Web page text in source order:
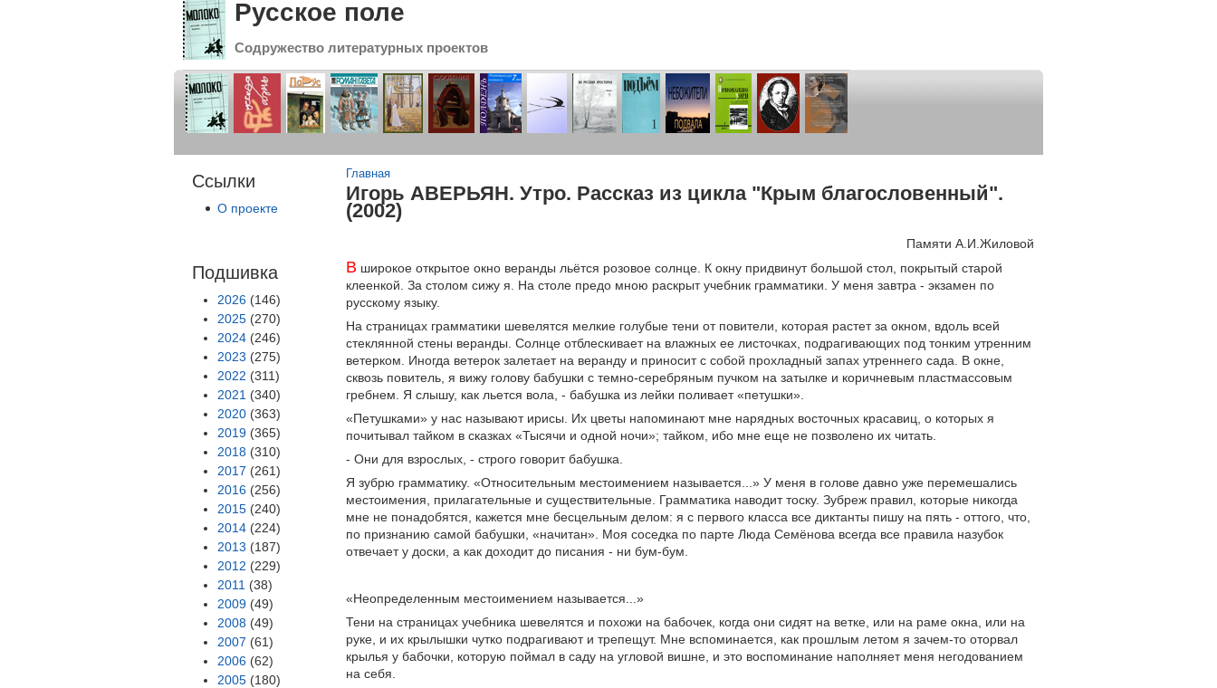
Русское поле
Содружество литературных проектов
Ссылки
О проекте
Подшивка
2026 (146)
2025 (270)
2024 (246)
2023 (275)
2022 (311)
2021 (340)
2020 (363)
2019 (365)
2018 (310)
2017 (261)
2016 (256)
2015 (240)
2014 (224)
2013 (187)
2012 (229)
2011 (38)
2009 (49)
2008 (49)
2007 (61)
2006 (62)
2005 (180)
Вы здесь
Главная
Игорь АВЕРЬЯН. Утро. Рассказ из цикла "Крым благословенный".
(2002)
Памяти А.И.Жиловой
В широкое открытое окно веранды льётся розовое солнце. К окну придвинут большой стол, покрытый старой
клеенкой. За столом сижу я. На столе предо мною раскрыт учебник грамматики. У меня завтра - экзамен по
русскому языку.
На страницах грамматики шевелятся мелкие голубые тени от повители, которая растет за окном, вдоль всей
стеклянной стены веранды. Солнце отблескивает на влажных ее листочках, подрагивающих под тонким утренним
ветерком. Иногда ветерок залетает на веранду и приносит с собой прохладный запах утреннего сада. В окне,
сквозь повитель, я вижу голову бабушки с темно-серебряным пучком на затылке и коричневым пластмассовым
гребнем. Я слышу, как льется вола, - бабушка из лейки поливает «петушки».
«Петушками» у нас называют ирисы. Их цветы напоминают мне нарядных восточных красавиц, о которых я
почитывал тайком в сказках «Тысячи и одной ночи»; тайком, ибо мне еще не позволено их читать.
- Они для взрослых, - строго говорит бабушка.
Я зубрю грамматику. «Относительным местоимением называется...» У меня в голове давно уже перемешались
местоимения, прилагательные и существительные. Грамматика наводит тоску. Зубреж правил, которые никогда
мне не понадобятся, кажется мне бесцельным делом: я с первого класса все диктанты пишу на пять - оттого, что,
по признанию самой бабушки, «начитан». Моя соседка по парте Люда Семёнова всегда все правила назубок
отвечает у доски, а как доходит до писания - ни бум-бум.
«Неопределенным местоимением называется...»
Тени на страницах учебника шевелятся и похожи на бабочек, когда они сидят на ветке, или на раме окна, или на
руке, и их крылышки чутко подрагивают и трепещут. Мне вспоминается, как прошлым летом я зачем-то оторвал
крылья у бабочки, которую поймал в саду на угловой вишне, и это воспоминание наполняет меня негодованием
на себя.